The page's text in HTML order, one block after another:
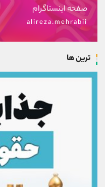
صفحه اینستاگرام
alireza.mehrabii
ترین ها